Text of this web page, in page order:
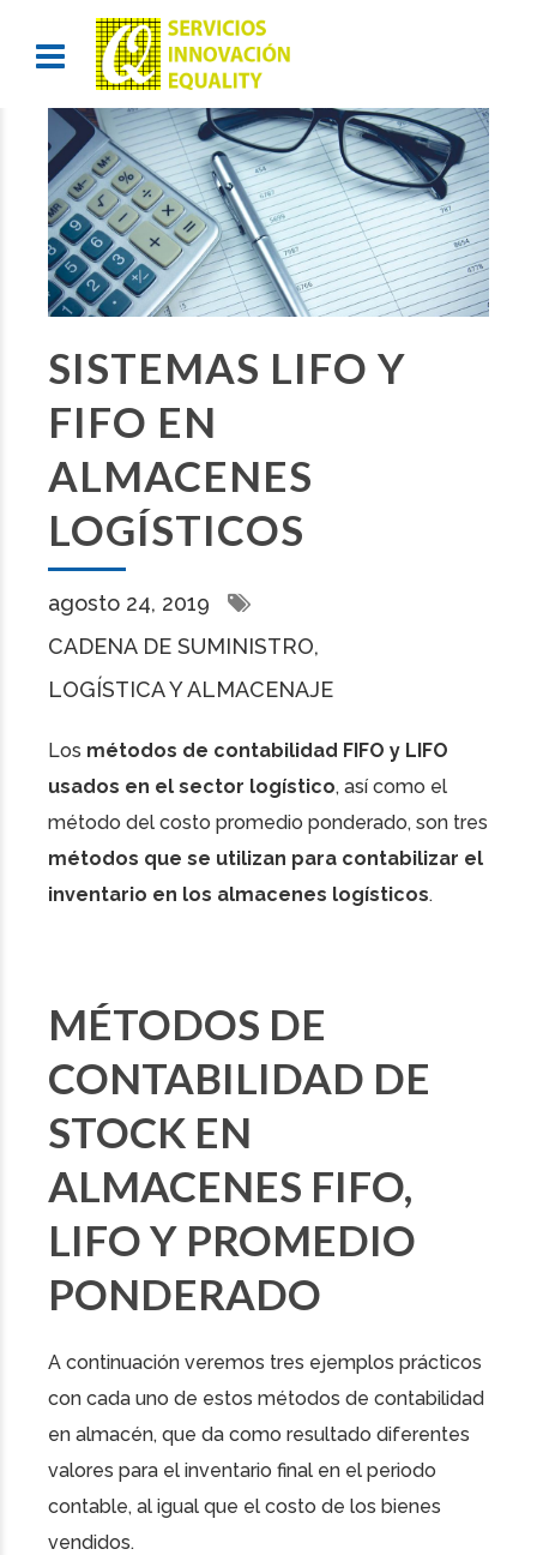
SISTEMAS LIFO Y
FIFO EN
ALMACENES
LOGÍSTICOS
agosto 24, 2019
CADENA DE SUMINISTRO
LOGÍSTICA Y ALMACENAJE
Los métodos de contabilidad FIFO y LIFO
usados en el sector logístico, así como el
método del costo promedio ponderado, son tres
métodos que se utilizan para contabilizar el
inventario en los almacenes logísticos.
MÉTODOS DE
CONTABILIDAD DE
STOCK EN
ALMACENES FIFO,
LIFO Y PROMEDIO
PONDERADO
A continuación veremos tres ejemplos prácticos
con cada uno de estos métodos de contabilidad
en almacén, que da como resultado diferentes
valores para el inventario final en el periodo
contable, al igual que el costo de los bienes
vendidos.